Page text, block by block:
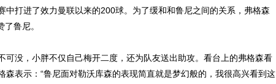
中打进了效力曼联以来的200球。为了缓和和鲁尼之间的关系，弗格森
鲁尼。
没，小胖不仅自己梅开二度，还为队友送出助攻。看台上的弗格森看
森表示：“鲁尼面对勒沃库森的表现简直就是梦幻般的，我很高兴看到这